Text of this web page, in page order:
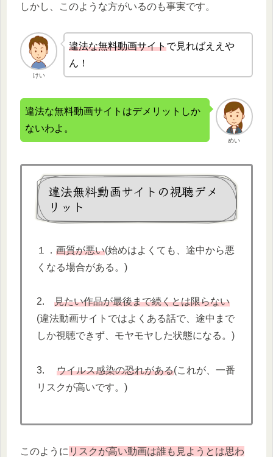
しかし、このような方がいるのも事実です。
けい
違法な無料動画サイトで見ればええや
ん！
めい
違法な無料動画サイトはデメリットしか
ないわよ。
違法無料動画サイトの視聴デメ
リット
１． 画質が悪い(始めはよくても、途中から悪
くなる場合がある。)
2. 見たい作品が最後まで続くとは限らない
(違法動画サイトではよくある話で、途中まで
しか視聴できず、モヤモヤした状態になる。)
3. ウイルス感染の恐れがある(これが、一番
リスクが高いです。)
このように リスクが高い動画は誰も見ようとは思わ